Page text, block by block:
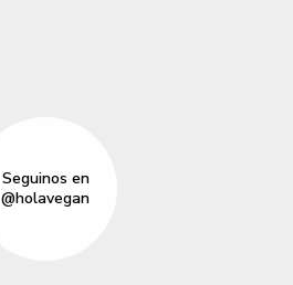
Seguinos en
@holavegan